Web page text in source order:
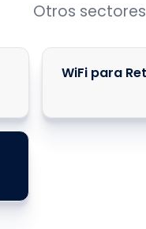
Otros
WiFi para